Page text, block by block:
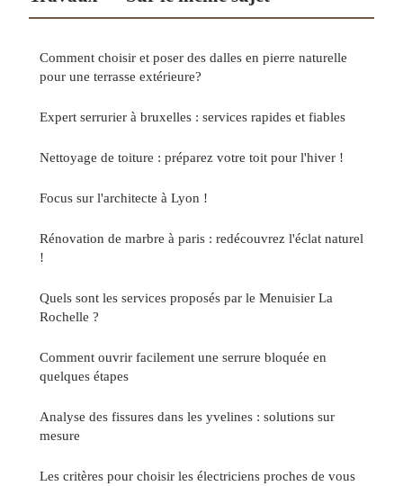
Comment choisir et poser des dalles en pierre naturelle
pour une terrasse extérieure?
Expert serrurier à bruxelles : services rapides et fiables
Nettoyage de toiture : préparez votre toit pour l'hiver !
Focus sur l'architecte à Lyon !
Rénovation de marbre à paris : redécouvrez l'éclat naturel
!
Quels sont les services proposés par le Menuisier La
Rochelle ?
Comment ouvrir facilement une serrure bloquée en
quelques étapes
Analyse des fissures dans les yvelines : solutions sur
mesure
Les critères pour choisir les électriciens proches de vous